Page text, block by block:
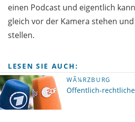
einen Podcast und eigentlich
gleich vor der Kamera stehen
stellen.
LESEN SIE AUCH:
WÃ¼RZBURG
Öffentlich-